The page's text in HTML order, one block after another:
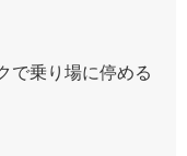
で乗り場に停める